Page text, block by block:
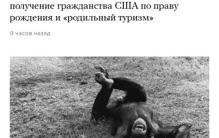
получение гражданства США по праву
рождения и «родильный туризм»
9 часов назад